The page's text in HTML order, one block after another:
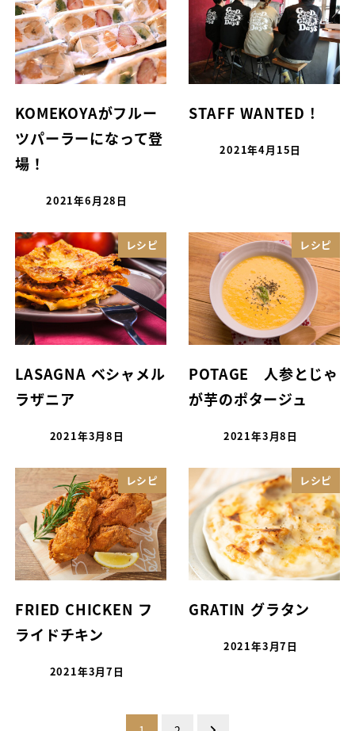
KOMEKOYAがフルー
ツパーラーになって登
場！
2021年6月28日
STAFF WANTED !
2021年4月15日
レシピ
LASAGNA ベシャメル
ラザニア
2021年3月8日
レシピ
POTAGE 人参とじゃ
が芋のポタージュ
2021年3月8日
レシピ
FRIED CHICKEN フ
ライドチキン
2021年3月7日
レシピ
GRATIN グラタン
2021年3月7日